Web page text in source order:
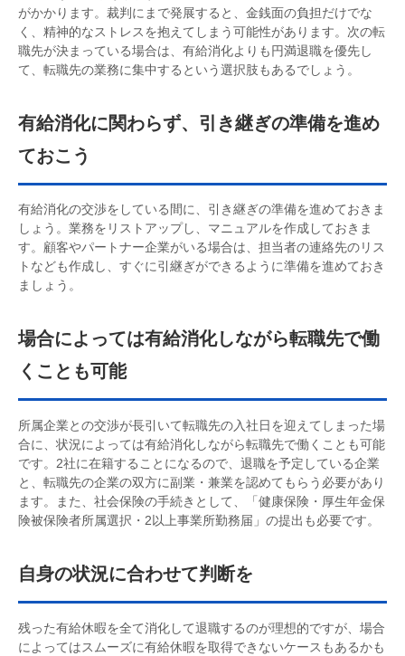
がかかります。裁判にまで発展すると、金銭面の負担だけでな
く、精神的なストレスを抱えてしまう可能性があります。次の転
職先が決まっている場合は、有給消化よりも円満退職を優先し
て、転職先の業務に集中するという選択肢もあるでしょう。
有給消化に関わらず、引き継ぎの準備を進め
ておこう
有給消化の交渉をしている間に、引き継ぎの準備を進めておきま
しょう。業務をリストアップし、マニュアルを作成しておきま
す。顧客やパートナー企業がいる場合は、担当者の連絡先のリス
トなども作成し、すぐに引継ぎができるように準備を進めておき
ましょう。
場合によっては有給消化しながら転職先で働
くことも可能
所属企業との交渉が長引いて転職先の入社日を迎えてしまった場
合に、状況によっては有給消化しながら転職先で働くことも可能
です。2社に在籍することになるので、退職を予定している企業
と、転職先の企業の双方に副業・兼業を認めてもらう必要があり
ます。また、社会保険の手続きとして、「健康保険・厚生年金保
険被保険者所属選択・2以上事業所勤務届」の提出も必要です。
自身の状況に合わせて判断を
残った有給休暇を全て消化して退職するのが理想的ですが、場合
によってはスムーズに有給休暇を取得できないケースもあるかも